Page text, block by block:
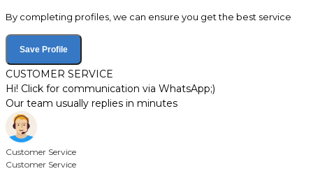
By completing profiles, we can ensure you get the best service
Save Profile
CUSTOMER SERVICE
Hi! Click for communication via WhatsApp;)
Our team usually replies in minutes
Customer Service
Customer Service